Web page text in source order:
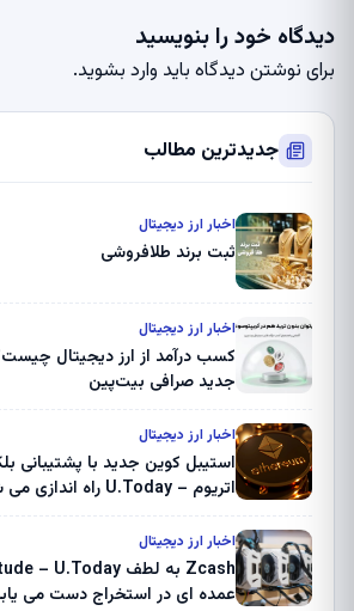
دیدگاه خود را بنویسید
برای نوشتن دیدگاه باید وارد بشوید.
جدیدترین مطالب
اخبار ارز دیجیتال
ثبت برند طلافروشی
اخبار ارز دیجیتال
کسب درآمد از ارز دیجیتال
جدید صرافی بیت‌پین
اخبار ارز دیجیتال
استیبل کوین جدید با پشتیبانی
اتریوم – U.Today راه اندازی می شود
اخبار ارز دیجیتال
عمده ای در استخراج دست می